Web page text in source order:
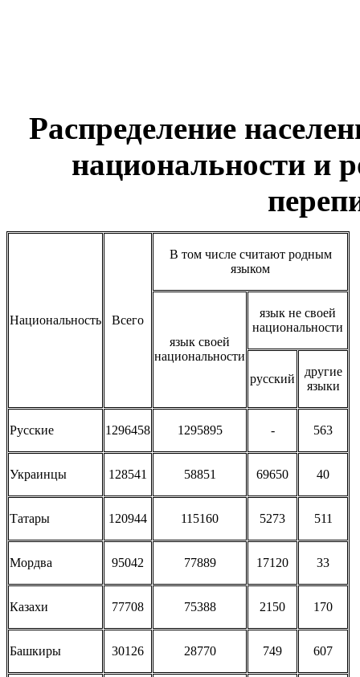
Распределение
национальности и
Национальность Всего
В том числе считают родным
языком
язык своей
национальности
язык не своей
национальности
русский
другие
языки
Русские 1296458 1295895 - 563
Украинцы 128541 58851 69650 40
Татары 120944 115160 5273 511
Мордва 95042 77889 17120 33
Казахи 77708 75388 2150 170
Башкиры 30126 28770 749 607